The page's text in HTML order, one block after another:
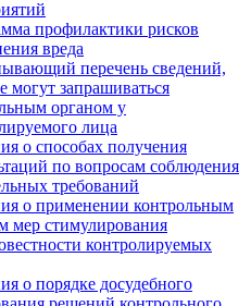
профилактики рисков
вреда
перечень сведений,
могут запрашиваться
органом у
лица
о способах получения
по вопросам соблюдения
требований
о применении контрольным
мер стимулирования
контролируемых
о порядке досудебного